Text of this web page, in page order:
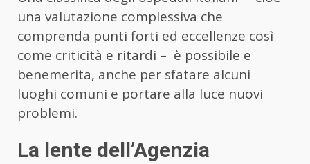
una valutazione complessiva che
comprenda punti forti ed eccellenze così
come criticità e ritardi – è possibile e
benemerita, anche per sfatare alcuni
luoghi comuni e portare alla luce nuovi
problemi.
La lente dell’Agenzia